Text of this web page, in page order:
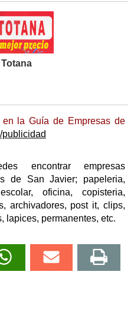
la Guía de Empresas de
publicidad
encontrar empresas
de San Javier; papeleria,
oficina, copisteria,
archivadores, post it, clips,
lapices, permanentes, etc.